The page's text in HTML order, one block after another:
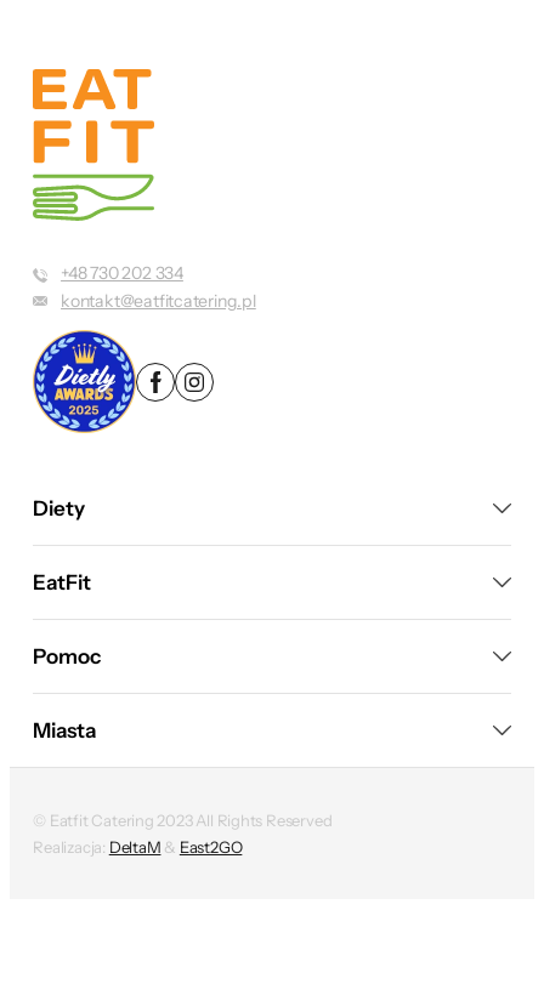
+48 730 202 334
kontakt@eatfitcatering.pl
Diety
EatFit
Pomoc
© Eatfit Catering 2023 All Rights Reserved
Realizacja: DeltaM & East2GO
Miasta